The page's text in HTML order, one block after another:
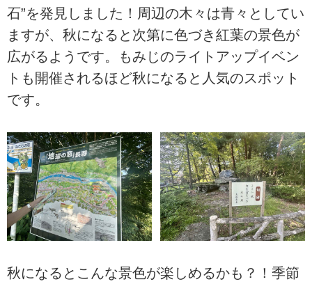
石”を発見しました！周辺の木々は青々としてい
ますが、秋になると次第に色づき紅葉の景色が
広がるようです。もみじのライトアップイベン
トも開催されるほど秋になると人気のスポット
です。
秋になるとこんな景色が楽しめるかも？！季節